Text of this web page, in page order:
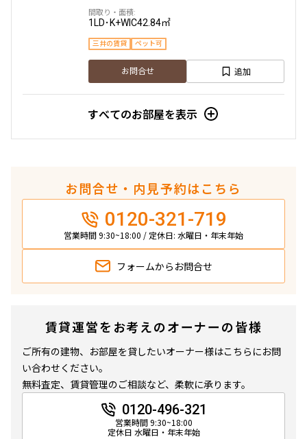
新築
3年以内
10年以内
20年以内
15分以内
楽器可・相談
入居可能日
1LD･K+WIC42.84㎡
三井の賃貸 ペット可
お問合せ 追加
すべてのお部屋を表示
お問合せ・内見予約はこちら
0120-321-719
営業時間 9:30~18:00 / 定休日: 水曜日・年末年始
フォームから お問合せ
賃貸運営をお考えのオーナーの皆様
ご所有の建物、お部屋を貸したいオーナー様はこちらにお問
い合わせください。
無料査定、賃貸管理のご相談など、柔軟に承ります。
0120-496-321
営業時間 9:30~18:00
定休日 水曜日・年末年始